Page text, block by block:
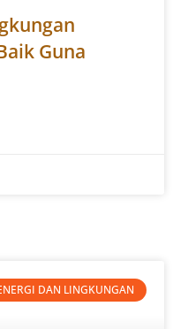
Guna
DAN LINGKUNGAN